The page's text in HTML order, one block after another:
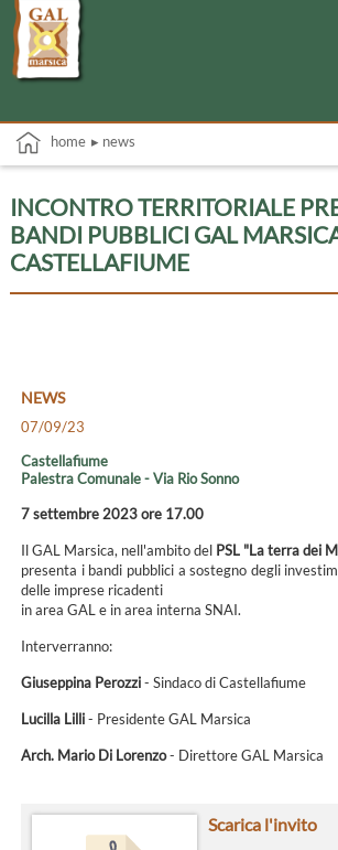
home ▸ news
INCONTRO TERRITORIALE
BANDI PUBBLICI GAL
CASTELLAFIUME
NEWS
07/09/23
Castellafiume
Palestra Comunale - Via Rio Sonno
7 settembre 2023 ore 17.00
Il GAL Marsica, nell'ambito del PSL "La terra dei
presenta i bandi pubblici a sostegno degli
delle imprese ricadenti
in area GAL e in area interna SNAI.
Interverranno:
Giuseppina Perozzi- Sindaco di Castellafiume
Lucilla Lilli- Presidente GAL Marsica
Arch. Mario Di Lorenzo- Direttore GAL Marsica
Scarica l'invito